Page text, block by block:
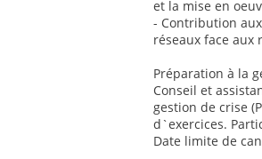
et la mise en
- Contribution
réseaux face
Préparation à la
Conseil et
gestion de crise
d`exercices.
Date limite de